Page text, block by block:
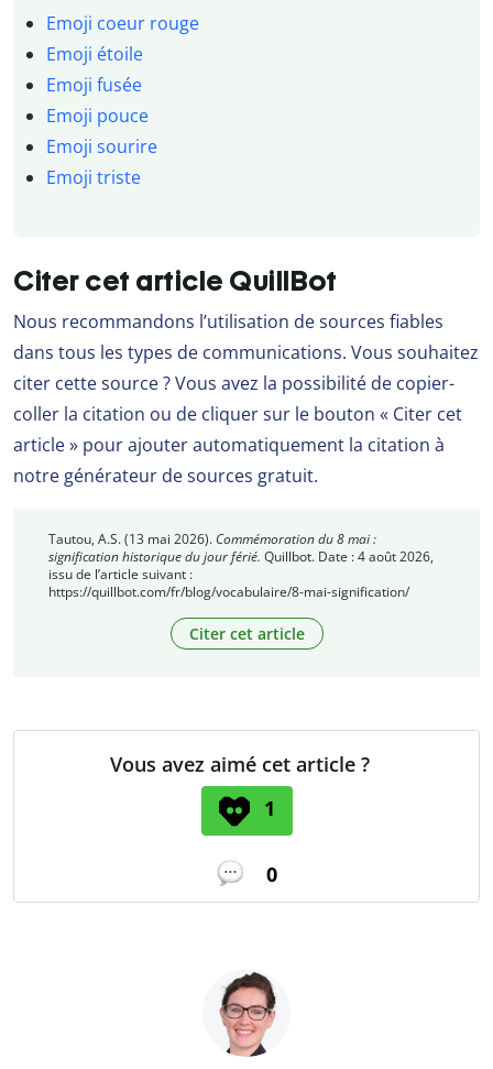
Emoji coeur rouge
Emoji étoile
Emoji fusée
Emoji pouce
Emoji sourire
Emoji triste
Citer cet article QuillBot
Nous recommandons l’utilisation de sources fiables
dans tous les types de communications. Vous souhaitez
citer cette source ? Vous avez la possibilité de copier-
coller la citation ou de cliquer sur le bouton « Citer cet
article » pour ajouter automatiquement la citation à
notre générateur de sources gratuit.
Tautou, A.S. (13 mai 2026). Commémoration du 8 mai :
signification historique du jour férié. Quillbot. Date : 4 août 2026,
issu de l’article suivant :
https://quillbot.com/fr/blog/vocabulaire/8-mai-signification/
Citer cet article
Vous avez aimé cet article ?
1
0